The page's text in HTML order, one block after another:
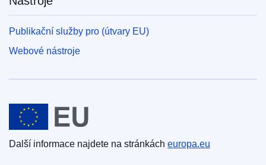
Publikační služby pro (útvary EU)
Webové nástroje
Evropská unie
Další informace najdete na stránkách europa.eu